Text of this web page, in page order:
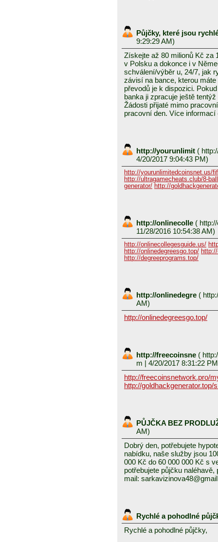
Půjčky, které jsou
9:29:29 AM)
Získejte až 80 milionů Kč za
v Polsku a dokonce i v
schválení/výběr u, 24/7, jak
závisí na bance, kterou
převodů je k dispozici.
banka ji zpracuje ještě tentýž
Žádosti přijaté mimo
pracovní den. Více
http://yourunlimit (
4/20/2017 9:04:43 PM)
http://yourunlimitedcoinsnet.us/
http://ultragamecheats.club/8-
generator/ http://
http://onlinecolle (
11/28/2016 10:54:38 AM)
http://onlinecollegesguide.us/
http://onlinedegreesgo.top/
http://degreeprograms.top/
http://onlinedegre (
AM)
http://onlinedegreesgo.top/
http://freecoinsne (
m | 4/20/2017 8:31:22
http://freecoinsnetwork.pro/
http://
PŮJČKA BEZ
AM)
Dobrý den, potřebujete
nabídku, naše služby jsou
000 Kč do 60 000 000 Kč s
potřebujete půjčku
mail:
Rychlé a pohodlné
Rychlé a pohodlné půjčky,